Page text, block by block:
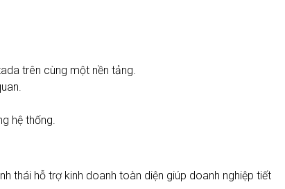
trên cùng một nền tảng.
hệ thống.
thái hỗ trợ kinh doanh toàn diện giúp doanh nghiệp tiết